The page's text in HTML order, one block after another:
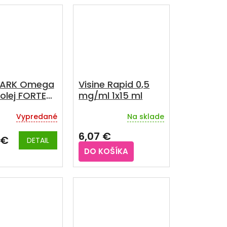
Omega
FORTE
Vypredané
DETAIL
Visine Rapid 0,5
mg/ml 1x15 ml
produktu
je
3,0
z
5
Na sklade
6,07 €
DO KOŠÍKA